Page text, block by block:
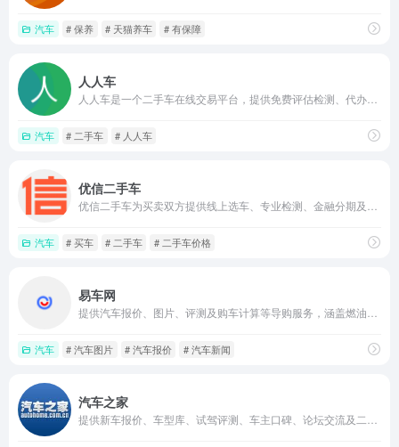
汽车 # 保养 # 天猫养车 # 有保障
人人车
汽车 # 二手车 # 人人车
优信二手车
汽车 # 买车 # 二手车 # 二手车价格
易车网
汽车 # 汽车图片 # 汽车报价 # 汽车新闻
汽车之家